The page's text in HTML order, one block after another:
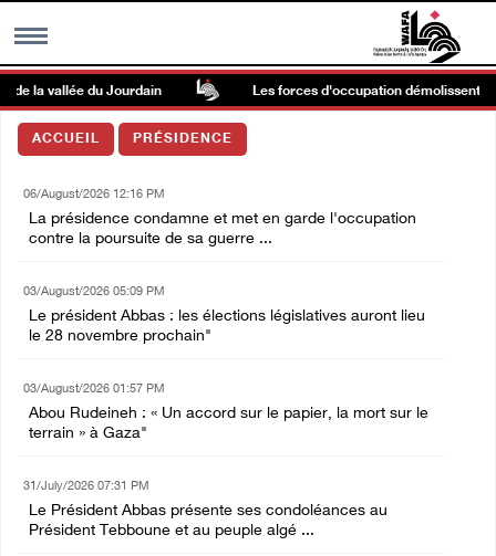
MENU
Centre palestinien
English
la vallée du Jourdain Les forces d'occupation démolissent
ACCUEIL PRÉSIDENCE
06/August/2026 12:16 PM
La présidence condamne et met en garde l'occupation
contre la poursuite de sa guerre ...
03/August/2026 05:09 PM
Le président Abbas : les élections législatives auront lieu
le 28 novembre prochain"
03/August/2026 01:57 PM
Abou Rudeineh : « Un accord sur le papier, la mort sur le
terrain » à Gaza"
31/July/2026 07:31 PM
Le Président Abbas présente ses condoléances au
Président Tebboune et au peuple algé ...